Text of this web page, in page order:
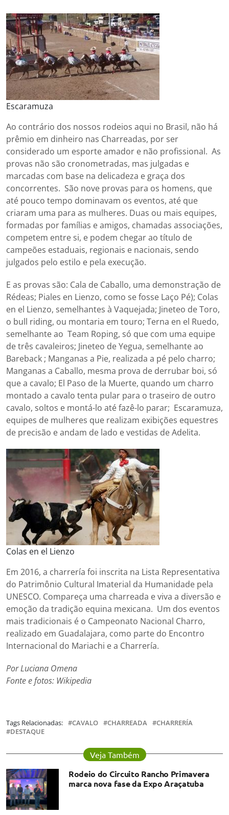
Escaramuza
Ao contrário dos nossos rodeios aqui no Brasil, não há
prêmio em dinheiro nas Charreadas, por ser
considerado um esporte amador e não profissional. As
provas não são cronometradas, mas julgadas e
marcadas com base na delicadeza e graça dos
concorrentes. São nove provas para os homens, que
até pouco tempo dominavam os eventos, até que
criaram uma para as mulheres. Duas ou mais equipes,
formadas por famílias e amigos, chamadas associações,
competem entre si, e podem chegar ao título de
campeões estaduais, regionais e nacionais, sendo
julgados pelo estilo e pela execução.
E as provas são: Cala de Caballo, uma demonstração de
Rédeas; Piales en Lienzo, como se fosse Laço Pé); Colas
en el Lienzo, semelhantes à Vaquejada; Jineteo de Toro,
o bull riding, ou montaria em touro; Terna en el Ruedo,
semelhante ao Team Roping, só que com uma equipe
de três cavaleiros; Jineteo de Yegua, semelhante ao
Bareback ; Manganas a Pie, realizada a pé pelo charro;
Manganas a Caballo, mesma prova de derrubar boi, só
que a cavalo; El Paso de la Muerte, quando um charro
montado a cavalo tenta pular para o traseiro de outro
cavalo, soltos e montá-lo até fazê-lo parar; Escaramuza,
equipes de mulheres que realizam exibições equestres
de precisão e andam de lado e vestidas de Adelita.
Colas en el Lienzo
Em 2016, a charrería foi inscrita na Lista Representativa
do Patrimônio Cultural Imaterial da Humanidade pela
UNESCO. Compareça uma charreada e viva a diversão e
emoção da tradição equina mexicana. Um dos eventos
mais tradicionais é o Campeonato Nacional Charro,
realizado em Guadalajara, como parte do Encontro
Internacional do Mariachi e a Charrería.
Por Luciana Omena
Fonte e fotos: Wikipedia
Tags Relacionadas: CAVALO CHARREADA
CHARRERÍA
DESTAQUE
Veja Também
Rodeio do Circuito Rancho Primavera
marca nova fase da Expo Araçatuba